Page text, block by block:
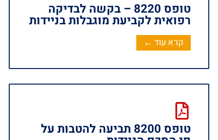
טופס 8220 – בקשה לבדיקה
רפואית לקביעת מוגבלות בניידות
קרא עוד ←
טופס 8200 תביעה להטבות על